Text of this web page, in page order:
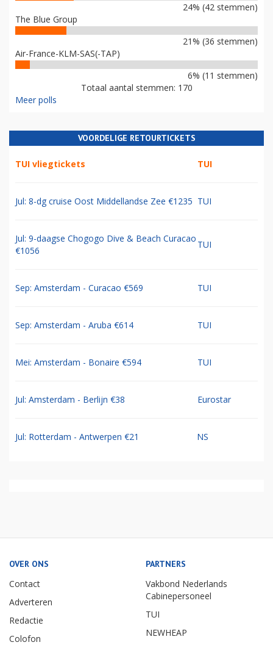
24% (42 stemmen)
The Blue Group
21% (36 stemmen)
Air-France-KLM-SAS(-TAP)
6% (11 stemmen)
Totaal aantal stemmen: 170
Meer polls
VOORDELIGE RETOURTICKETS
TUI vliegtickets TUI
Jul: 8-dg cruise Oost Middellandse Zee €1235 TUI
Jul: 9-daagse Chogogo Dive & Beach Curacao
€1056
TUI
Sep: Amsterdam - Curacao €569 TUI
Sep: Amsterdam - Aruba €614 TUI
Mei: Amsterdam - Bonaire €594 TUI
Jul: Amsterdam - Berlijn €38 Eurostar
Jul: Rotterdam - Antwerpen €21 NS
OVER ONS
Contact
Adverteren
Redactie
Colofon
PARTNERS
Vakbond Nederlands
Cabinepersoneel
TUI
NEWHEAP